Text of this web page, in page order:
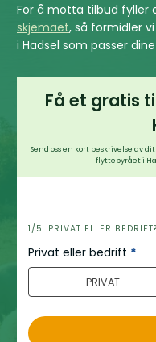
For å motta tilbud fyller
skjemaet, så formidler
i Hadsel som passer
Få et gratis
Send oss en kort beskrivelse av
flyttebyrået i
h
e
r
1/5: PRIVAT ELLER BEDRIFT?
Privat eller bedrift *
PRIVAT